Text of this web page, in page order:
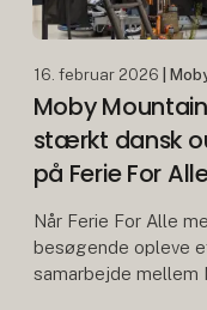
16. februar 2026 |
Moby
stærkt dansk
på Ferie For
Når Ferie For Alle
besøgende opleve
samarbejde mellem